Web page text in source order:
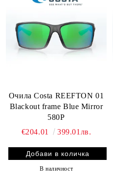
Очила Costa REEFTON 01
Blackout frame Blue Mirror
580P
€204.01
399.01лв.
В наличност